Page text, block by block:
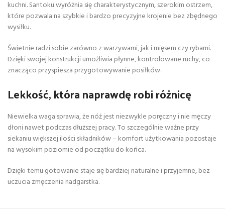
kuchni. Santoku wyróżnia się charakterystycznym, szerokim ostrzem,
które pozwala na szybkie i bardzo precyzyjne krojenie bez zbędnego
wysiłku.
Świetnie radzi sobie zarówno z warzywami, jak i mięsem czy rybami.
Dzięki swojej konstrukcji umożliwia płynne, kontrolowane ruchy, co
znacząco przyspiesza przygotowywanie posiłków.
Lekkość, która naprawdę robi różnicę
Niewielka waga sprawia, że nóż jest niezwykle poręczny i nie męczy
dłoni nawet podczas dłuższej pracy. To szczególnie ważne przy
siekaniu większej ilości składników – komfort użytkowania pozostaje
na wysokim poziomie od początku do końca.
Dzięki temu gotowanie staje się bardziej naturalne i przyjemne, bez
uczucia zmęczenia nadgarstka.